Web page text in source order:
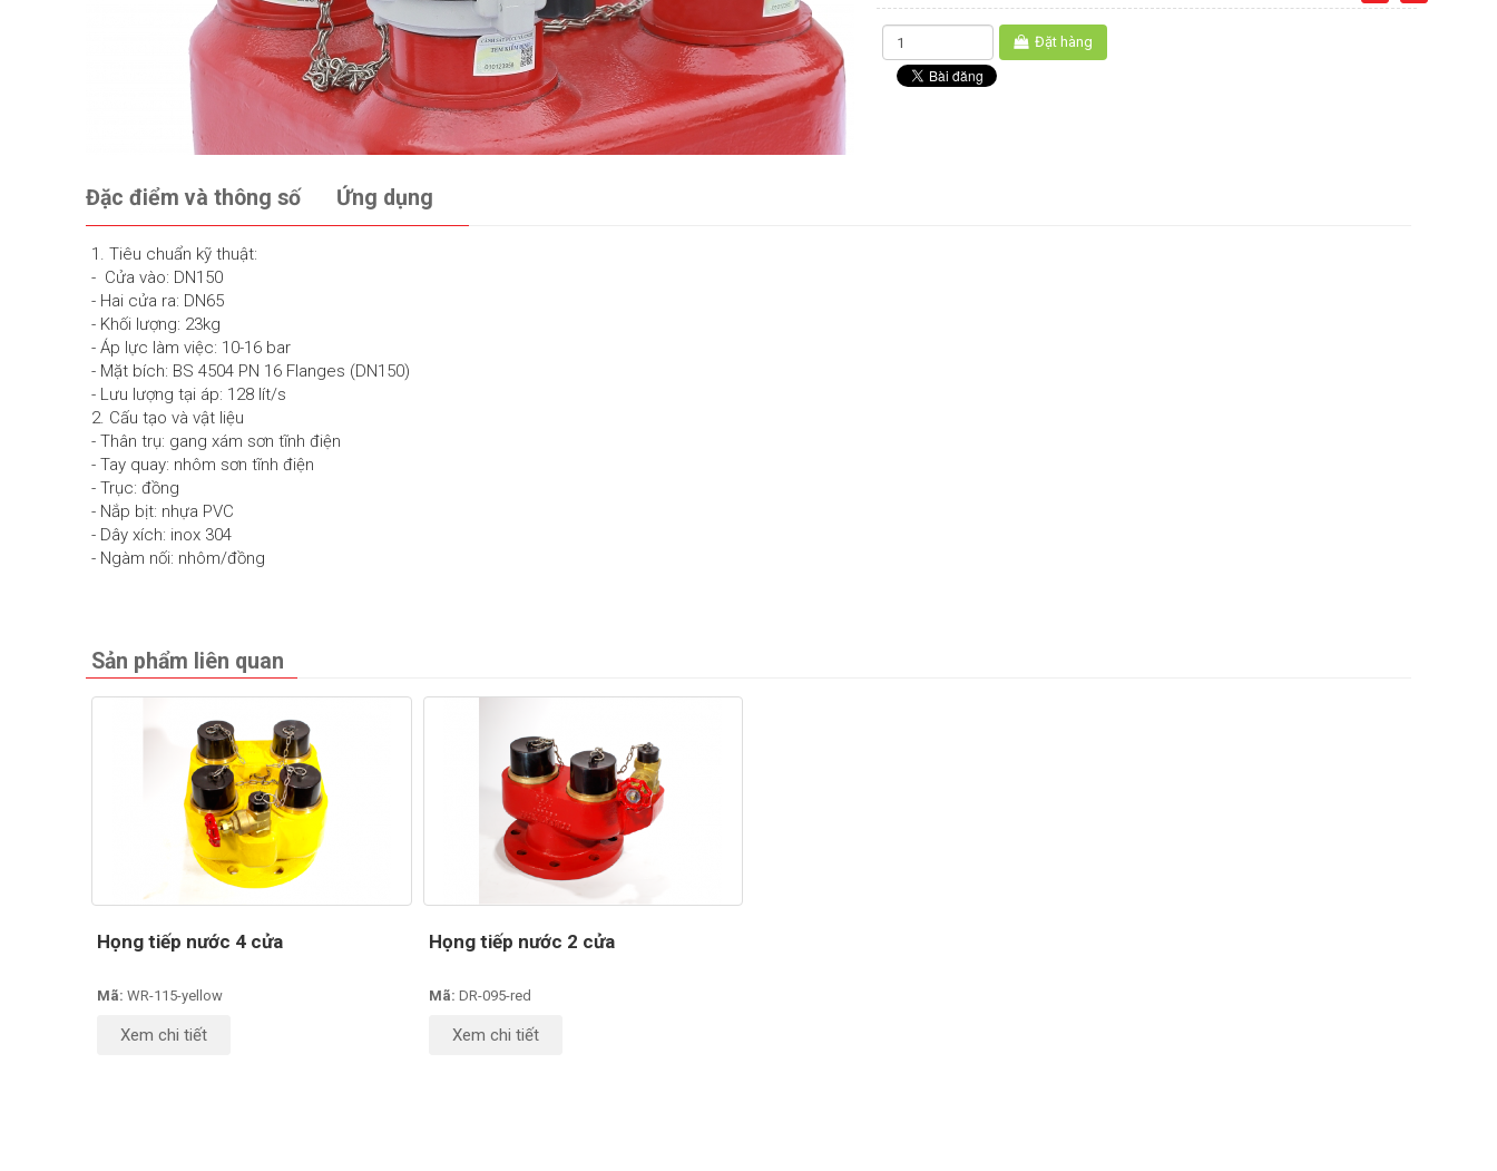
Đặt hàng
Đặc điểm và thông số Ứng dụng
1. Tiêu chuẩn kỹ thuật:
- Cửa vào: DN150
- Hai cửa ra: DN65
- Khối lượng: 23kg
- Áp lực làm việc: 10-16 bar
- Mặt bích: BS 4504 PN 16 Flanges (DN150)
- Lưu lượng tại áp: 128 lít/s
2. Cấu tạo và vật liệu
- Thân trụ: gang xám sơn tĩnh điện
- Tay quay: nhôm sơn tĩnh điện
- Trục: đồng
- Nắp bịt: nhựa PVC
- Dây xích: inox 304
- Ngàm nối: nhôm/đồng
Sản phẩm liên quan
Họng tiếp nước 4 cửa
Mã: WR-115-yellow
Xem chi tiết
Họng tiếp nước 2 cửa
Mã: DR-095-red
Xem chi tiết